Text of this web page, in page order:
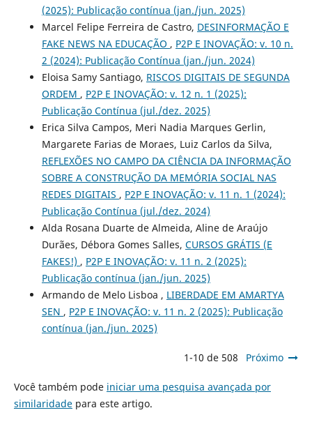
(2025): Publicação contínua (jan./jun. 2025)
Marcel Felipe Ferreira de Castro, DESINFORMAÇÃO E
FAKE NEWS NA EDUCAÇÃO , P2P E INOVAÇÃO: v. 10 n.
2 (2024): Publicação Contínua (jan./jun. 2024)
Eloisa Samy Santiago, RISCOS DIGITAIS DE SEGUNDA
ORDEM , P2P E INOVAÇÃO: v. 12 n. 1 (2025):
Publicação Contínua (jul./dez. 2025)
Erica Silva Campos, Meri Nadia Marques Gerlin,
Margarete Farias de Moraes, Luiz Carlos da Silva,
REFLEXÕES NO CAMPO DA CIÊNCIA DA INFORMAÇÃO
SOBRE A CONSTRUÇÃO DA MEMÓRIA SOCIAL NAS
REDES DIGITAIS , P2P E INOVAÇÃO: v. 11 n. 1 (2024):
Publicação Contínua (jul./dez. 2024)
Alda Rosana Duarte de Almeida, Aline de Araújo
Durães, Débora Gomes Salles, CURSOS GRÁTIS (E
FAKES!) , P2P E INOVAÇÃO: v. 11 n. 2 (2025):
Publicação contínua (jan./jun. 2025)
Armando de Melo Lisboa , LIBERDADE EM AMARTYA
SEN , P2P E INOVAÇÃO: v. 11 n. 2 (2025): Publicação
contínua (jan./jun. 2025)
1-10 de 508 Próximo
Você também pode iniciar uma pesquisa avançada por
similaridadepara este artigo.